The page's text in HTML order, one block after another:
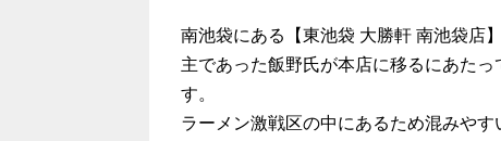
南池袋にある【東池袋 大勝軒 南池袋店
主であった飯野氏が本店に移るにあた
す。
ラーメン激戦区の中にあるため混みや